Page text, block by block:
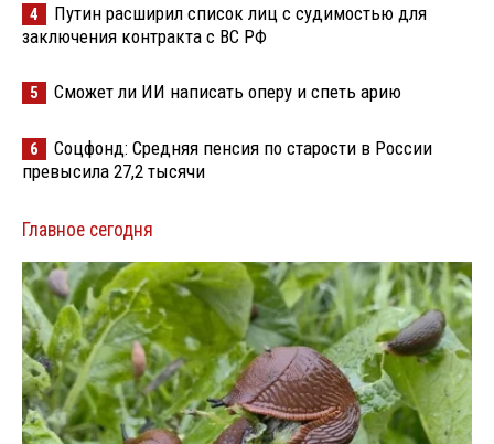
4
Путин расширил список лиц с судимостью для
заключения контракта с ВС РФ
5 Сможет ли ИИ написать оперу и спеть арию
6
Соцфонд: Средняя пенсия по старости в России
превысила 27,2 тысячи
Главное сегодня